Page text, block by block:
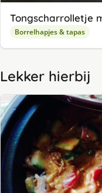
Tongscharrolletje
Borrelhapjes & tapas
Lekker hierbij